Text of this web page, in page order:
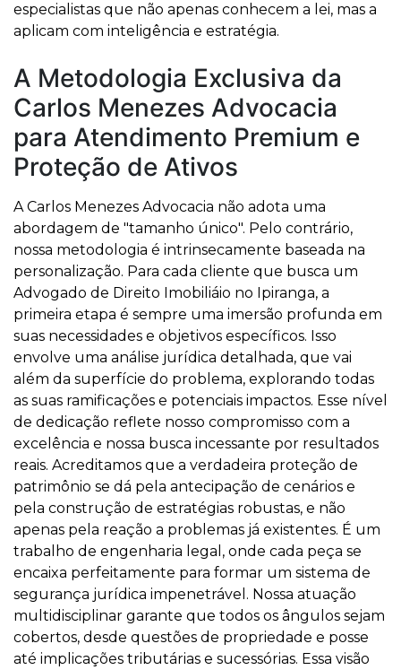
especialistas que não apenas conhecem a lei, mas a
aplicam com inteligência e estratégia.
A Metodologia Exclusiva da
Carlos Menezes Advocacia
para Atendimento Premium e
Proteção de Ativos
A Carlos Menezes Advocacia não adota uma
abordagem de "tamanho único". Pelo contrário,
nossa metodologia é intrinsecamente baseada na
personalização. Para cada cliente que busca um
Advogado de Direito Imobiliáio no Ipiranga, a
primeira etapa é sempre uma imersão profunda em
suas necessidades e objetivos específicos. Isso
envolve uma análise jurídica detalhada, que vai
além da superfície do problema, explorando todas
as suas ramificações e potenciais impactos. Esse nível
de dedicação reflete nosso compromisso com a
excelência e nossa busca incessante por resultados
reais. Acreditamos que a verdadeira proteção de
patrimônio se dá pela antecipação de cenários e
pela construção de estratégias robustas, e não
apenas pela reação a problemas já existentes. É um
trabalho de engenharia legal, onde cada peça se
encaixa perfeitamente para formar um sistema de
segurança jurídica impenetrável. Nossa atuação
multidisciplinar garante que todos os ângulos sejam
cobertos, desde questões de propriedade e posse
até implicações tributárias e sucessórias. Essa visão